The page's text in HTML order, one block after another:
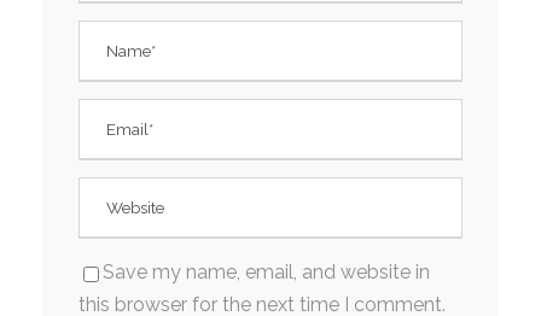
Save my name, email, and website in
this browser for the next time I comment.